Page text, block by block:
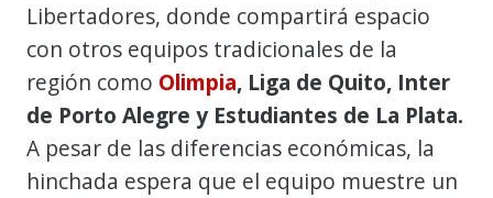
Libertadores, donde compartirá espacio
con otros equipos tradicionales de la
región como Olimpia, Liga de Quito, Inter
de Porto Alegre y Estudiantes de La Plata.
A pesar de las diferencias económicas, la
hinchada espera que el equipo muestre un